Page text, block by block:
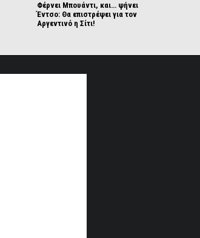
Φέρνει Μπουάντι, και… ψήνει
Έντσο: Θα επιστρέψει για τον
Αργεντινό η Σίτι!